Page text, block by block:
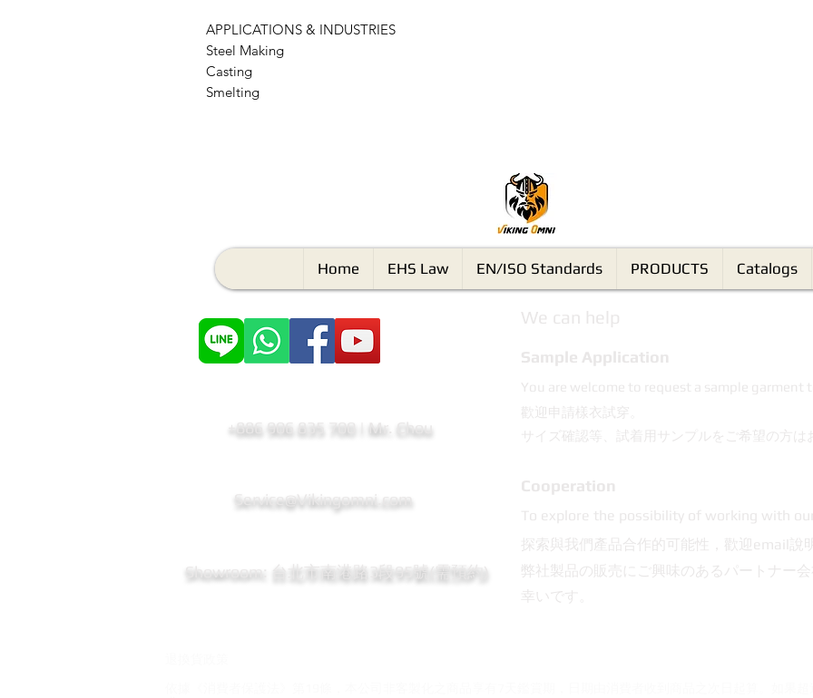
APPLICATIONS & INDUSTRIES
Steel Making
Casting
Smelting
Home EHS Law EN/ISO Standards PRODUCTS Catalogs
+886 906 835 700 | Mr. Chou
Service@Vikingomni.com
​Showroom: 台北市南港路3段95號(需預約)
We can help
Sample Application
You are welcome to request a sample garment
歡迎申請樣衣試穿。
サイズ確認等、試着用サンプルをご希望の方は
Cooperation
To explore the possibility of working with
探索與我們產品合作的可能性，歡迎email說
弊社製品の販売にご興味のあるパートナー
幸いです。